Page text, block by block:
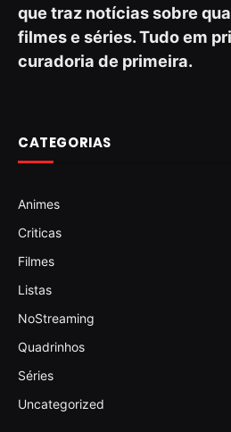
que traz notícias sobre
filmes e séries. Tudo em
curadoria de primeira.
CATEGORIAS
Animes
Criticas
Filmes
Listas
NoStreaming
Quadrinhos
Séries
Uncategorized